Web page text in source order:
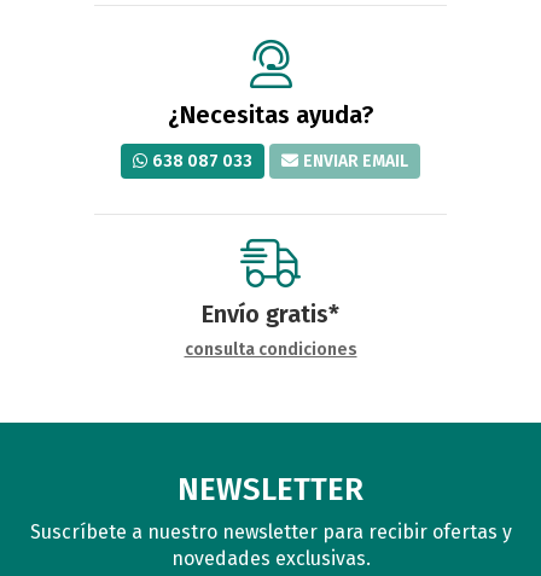
¿Necesitas ayuda?
638 087 033 ENVIAR EMAIL
Envío gratis*
consulta condiciones
NEWSLETTER
Suscríbete a nuestro newsletter para recibir ofertas y
novedades exclusivas.